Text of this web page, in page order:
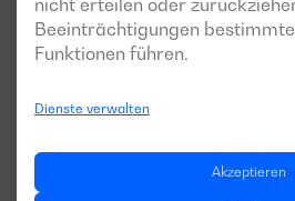
Beeinträchtigungen
Funktionen führen.
Dienste verwalten
Akzeptieren
neue Forschungseinheit
Portugal